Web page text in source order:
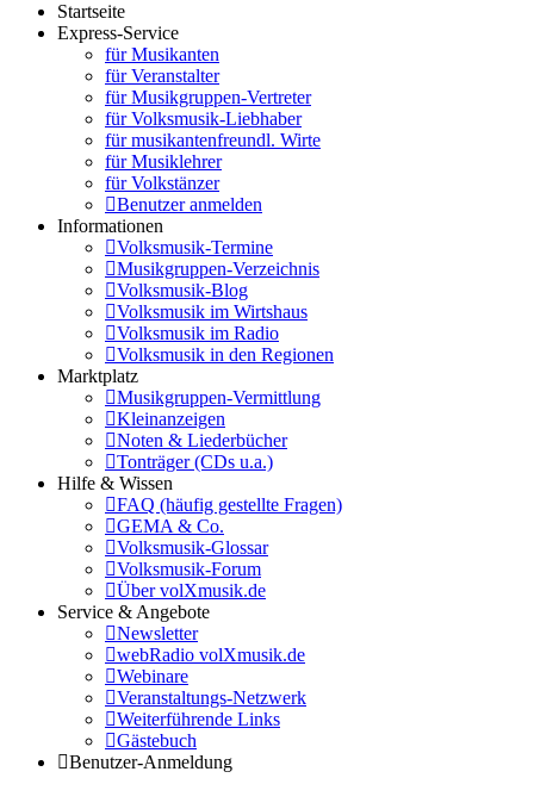
Startseite
Express-Service
für Musikanten
für Veranstalter
für Musikgruppen-Vertreter
für Volksmusik-Liebhaber
für musikantenfreundl. Wirte
für Musiklehrer
für Volkstänzer
Benutzer anmelden
Informationen
Volksmusik-Termine
Musikgruppen-Verzeichnis
Volksmusik-Blog
Volksmusik im Wirtshaus
Volksmusik im Radio
Volksmusik in den Regionen
Marktplatz
Musikgruppen-Vermittlung
Kleinanzeigen
Noten & Liederbücher
Tonträger (CDs u.a.)
Hilfe & Wissen
FAQ (häufig gestellte Fragen)
GEMA & Co.
Volksmusik-Glossar
Volksmusik-Forum
Über volXmusik.de
Service & Angebote
Newsletter
webRadio volXmusik.de
Webinare
Veranstaltungs-Netzwerk
Weiterführende Links
Gästebuch
Benutzer-Anmeldung